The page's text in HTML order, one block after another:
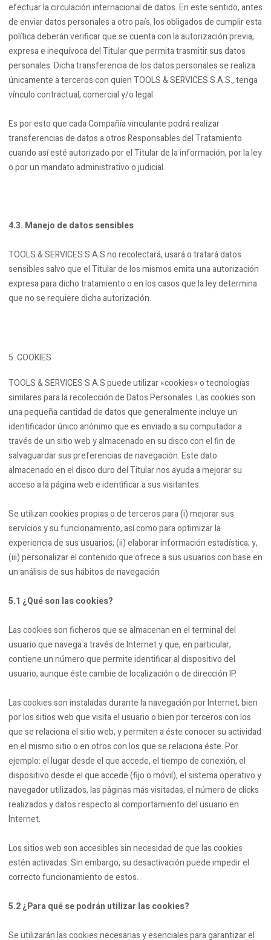
efectuar la circulación internacional de datos. En este sentido, antes
de enviar datos personales a otro país, los obligados de cumplir esta
política deberán verificar que se cuenta con la autorización previa,
expresa e inequívoca del Titular que permita trasmitir sus datos
personales. Dicha transferencia de los datos personales se realiza
únicamente a terceros con quien TOOLS & SERVICES S.A.S., tenga
vínculo contractual, comercial y/o legal.
Es por esto que cada Compañía vinculante podrá realizar
transferencias de datos a otros Responsables del Tratamiento
cuando así esté autorizado por el Titular de la información, por la ley
o por un mandato administrativo o judicial.
4.3. Manejo de datos sensibles
TOOLS & SERVICES S.A.S no recolectará, usará o tratará datos
sensibles salvo que el Titular de los mismos emita una autorización
expresa para dicho tratamiento o en los casos que la ley determina
que no se requiere dicha autorización.
COOKIES
TOOLS & SERVICES S.A.S puede utilizar «cookies» o tecnologías
similares para la recolección de Datos Personales. Las cookies son
una pequeña cantidad de datos que generalmente incluye un
identificador único anónimo que es enviado a su computador a
través de un sitio web y almacenado en su disco con el fin de
salvaguardar sus preferencias de navegación. Este dato
almacenado en el disco duro del Titular nos ayuda a mejorar su
acceso a la página web e identificar a sus visitantes.
Se utilizan cookies propias o de terceros para (i) mejorar sus
servicios y su funcionamiento, así como para optimizar la
experiencia de sus usuarios; (ii) elaborar información estadística; y,
(iii) personalizar el contenido que ofrece a sus usuarios con base en
un análisis de sus hábitos de navegación
5.1 ¿Qué son las cookies?
Las cookies son ficheros que se almacenan en el terminal del
usuario que navega a través de Internet y que, en particular,
contiene un número que permite identificar al dispositivo del
usuario, aunque éste cambie de localización o de dirección IP.
Las cookies son instaladas durante la navegación por Internet, bien
por los sitios web que visita el usuario o bien por terceros con los
que se relaciona el sitio web, y permiten a éste conocer su actividad
en el mismo sitio o en otros con los que se relaciona éste. Por
ejemplo: el lugar desde el que accede, el tiempo de conexión, el
dispositivo desde el que accede (fijo o móvil), el sistema operativo y
navegador utilizados, las páginas más visitadas, el número de clicks
realizados y datos respecto al comportamiento del usuario en
Internet.
Los sitios web son accesibles sin necesidad de que las cookies
estén activadas. Sin embargo, su desactivación puede impedir el
correcto funcionamiento de estos.
5.2 ¿Para qué se podrán utilizar las cookies?
Se utilizarán las cookies necesarias y esenciales para garantizar el